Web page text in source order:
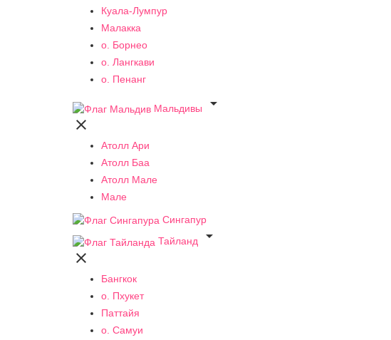
Куала-Лумпур
Малакка
о. Борнео
о. Лангкави
о. Пенанг
Мальдивы


Атолл Ари
Атолл Баа
Атолл Мале
Мале
Сингапур
Тайланд


Бангкок
о. Пхукет
Паттайя
о. Самуи